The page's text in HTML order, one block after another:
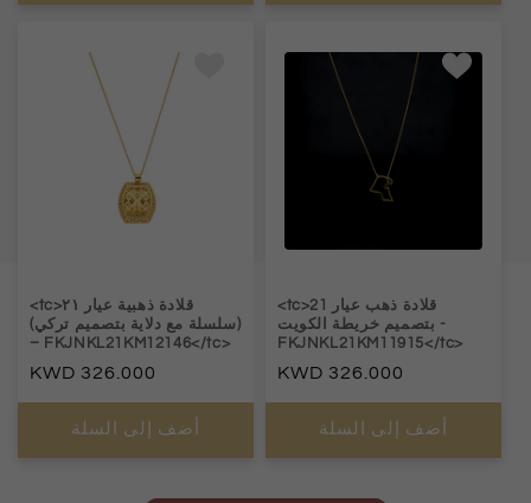
<tc>قلادة ذهبية عيار ٢١
(سلسلة مع دلاية بتصميم تركي)
– FKJNKL21KM12146</tc>
السعر
العادي
326.000
أضف إلى السلة
<tc>قلادة ذهب عيار 21
بتصميم خريطة الكويت -
FKJNKL21KM11915</tc>
السعر
العادي
326.000
أضف إلى السلة